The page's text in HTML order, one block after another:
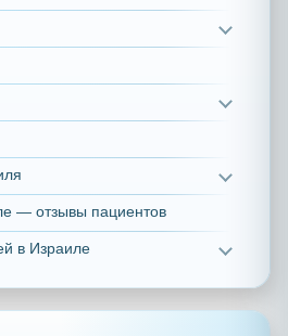
— отзывы пациентов
в Израиле